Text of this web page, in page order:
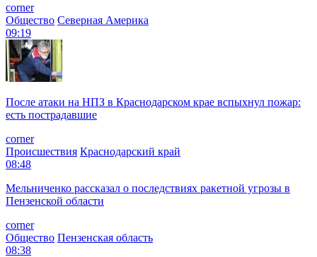
corner
Общество Северная Америка
09:19
После атаки на НПЗ в Краснодарском крае вспыхнул пожар:
есть пострадавшие
corner
Происшествия Краснодарский край
08:48
Мельниченко рассказал о последствиях ракетной угрозы в
Пензенской области
corner
Общество Пензенская область
08:38